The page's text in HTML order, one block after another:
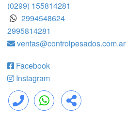
(0299) 155814281
2994548624
2995814281
ventas@controlpesados.com.ar
Facebook
Instagram
Llamar WhatsApp Compartir